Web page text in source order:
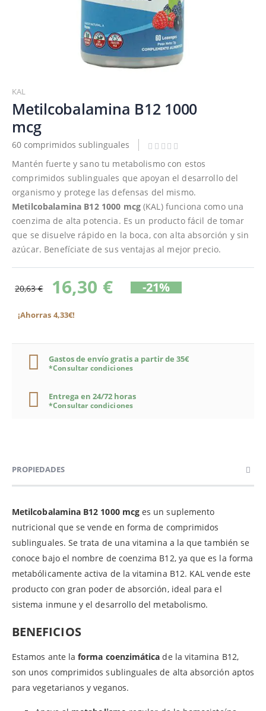
al
comienzo
de
la
galería
imágenes
KAL
Metilcobalamina B12 1000
mcg
60 comprimidos sublinguales
Mantén fuerte y sano tu metabolismo con estos
comprimidos sublinguales que apoyan el desarrollo del
organismo y protege las defensas del mismo.
Metilcobalamina B12 1000 mcg(KAL) funciona como una
coenzima de alta potencia. Es un producto fácil de tomar
que se disuelve rápido en la boca, con alta absorción y sin
azúcar. Benefíciate de sus ventajas al mejor precio.
20,63 € 16,30 € -21%
¡Ahorras 4,33€!
Gastos de envío gratis a partir de 35€
*Consultar condiciones
Entrega en 24/72 horas
*Consultar condiciones
PROPIEDADES
Metilcobalamina B12 1000 mcges un suplemento
nutricional que se vende en forma de comprimidos
sublinguales. Se trata de una vitamina a la que también se
conoce bajo el nombre de coenzima B12, ya que es la forma
metabólicamente activa de la vitamina B12. KAL vende este
producto con gran poder de absorción, ideal para el
sistema inmune y el desarrollo del metabolismo.
BENEFICIOS
Estamos ante laforma coenzimática de la vitamina B12,
son unos comprimidos sublinguales de alta absorción aptos
para vegetarianos y veganos.